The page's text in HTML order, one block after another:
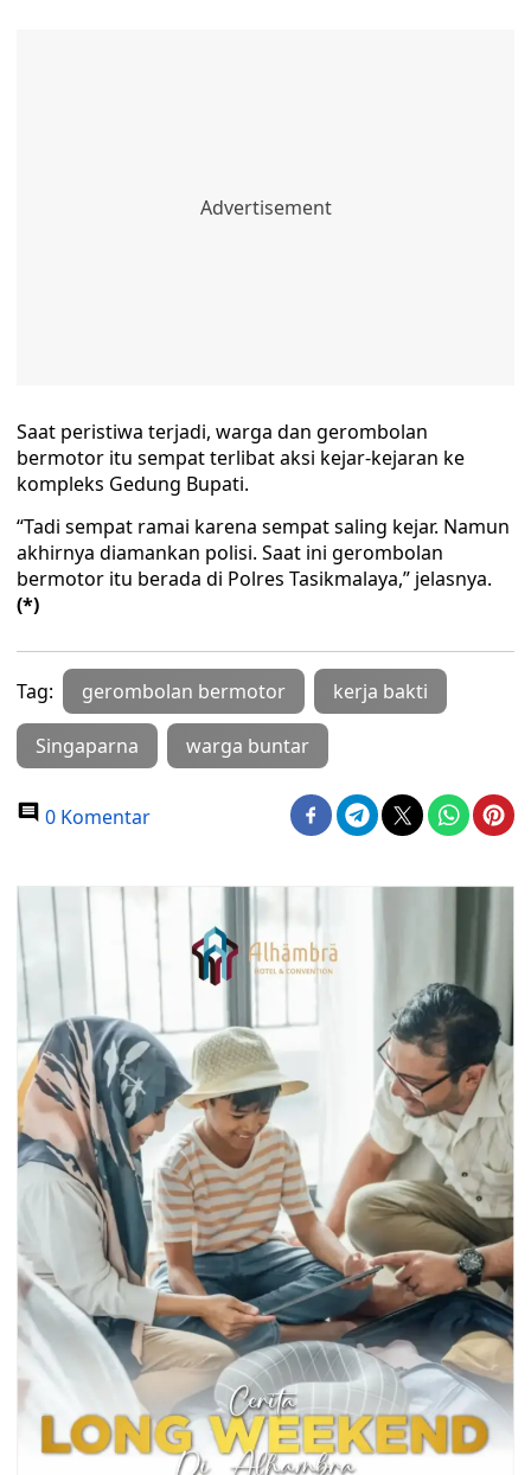
Saat peristiwa terjadi, warga dan gerombolan
bermotor itu sempat terlibat aksi kejar-kejaran ke
kompleks Gedung Bupati.
“Tadi sempat ramai karena sempat saling kejar. Namun
akhirnya diamankan polisi. Saat ini gerombolan
bermotor itu berada di Polres Tasikmalaya,” jelasnya.
(*)
Tag: gerombolan bermotor kerja bakti
Singaparna warga buntar
0 Komentar